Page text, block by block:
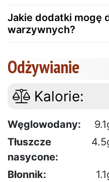
Jakie dodatki mogę
warzywnych?
Odżywianie
Kalorie:
Węglowodany:
Tłuszcze
nasycone:
Błonnik: